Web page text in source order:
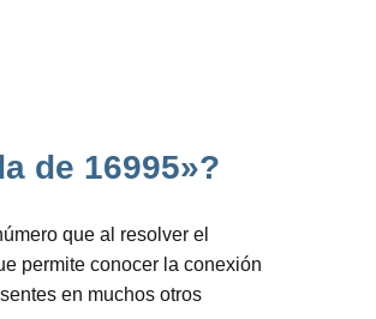
de 16995»?
que al resolver el
permite conocer la conexión
en muchos otros